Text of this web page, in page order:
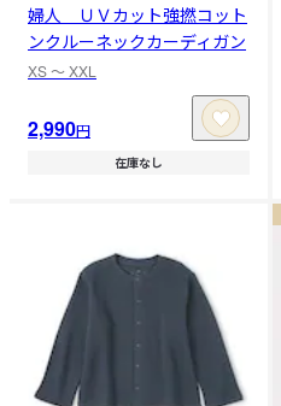
婦人 ＵＶカット強撚コット
ンクルーネックカーディガン
XS 〜 XXL
2,990円
在庫なし